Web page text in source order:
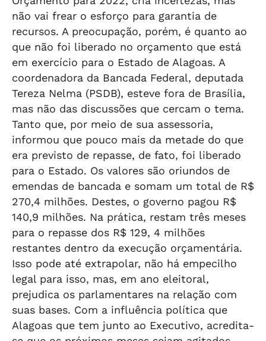
não vai frear o esforço para garantia de
recursos. A preocupação, porém, é quanto ao
que não foi liberado no orçamento que está
em exercício para o Estado de Alagoas. A
coordenadora da Bancada Federal, deputada
Tereza Nelma (PSDB), esteve fora de Brasília,
mas não das discussões que cercam o tema.
Tanto que, por meio de sua assessoria,
informou que pouco mais da metade do que
era previsto de repasse, de fato, foi liberado
para o Estado. Os valores são oriundos de
emendas de bancada e somam um total de R$
270,4 milhões. Destes, o governo pagou R$
140,9 milhões. Na prática, restam três meses
para o repasse dos R$ 129, 4 milhões
restantes dentro da execução orçamentária.
Isso pode até extrapolar, não há empecilho
legal para isso, mas, em ano eleitoral,
prejudica os parlamentares na relação com
suas bases. Com a influência política que
Alagoas que tem junto ao Executivo, acredita-